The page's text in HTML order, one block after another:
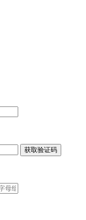
获取验证码